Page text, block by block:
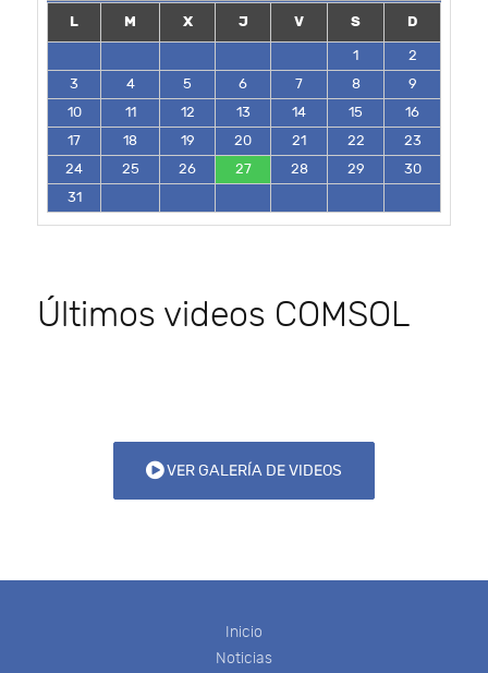
L M X J V S
D
1
2
3
4 5 6 7 8
9
10
11 12 13 14 15
16
17
18 19 20 21 22
23
24
25 26 27 28 29
30
31
Últimos videos COMSOL
VER GALERÍA DE VIDEOS
Inicio
Noticias